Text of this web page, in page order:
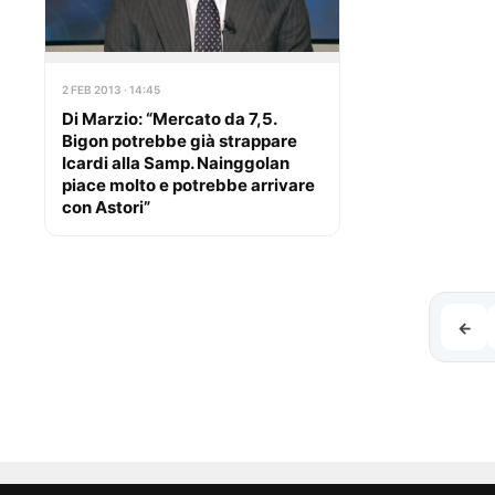
2 FEB 2013 · 14:45
Di Marzio: “Mercato da 7,5.
Bigon potrebbe già strappare
Icardi alla Samp. Nainggolan
piace molto e potrebbe arrivare
con Astori”
←